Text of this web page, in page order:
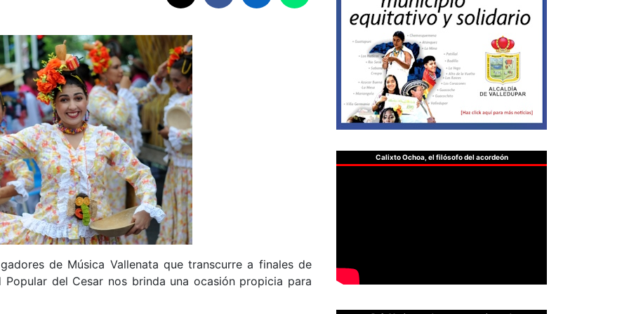
de Música Vallenata que transcurre a finales de
del Cesar nos brinda una ocasión propicia para
Calixto Ochoa, el filósofo del acordeón